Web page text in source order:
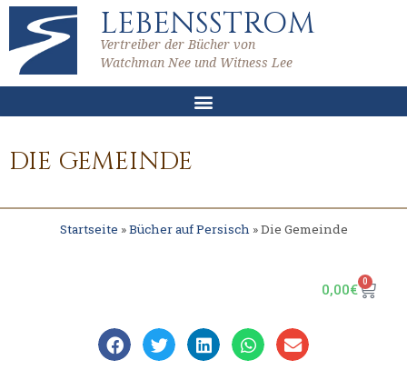
LEBENSSTROM
Vertreiber der Bücher von
Watchman Nee und Witness Lee
DIE GEMEINDE
Startseite »Bücher auf Persisch»Die Gemeinde
0,00€ 0